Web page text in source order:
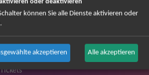
Tickets
können Sie alle Dienste aktivieren oder
akzeptieren Alle akzeptieren